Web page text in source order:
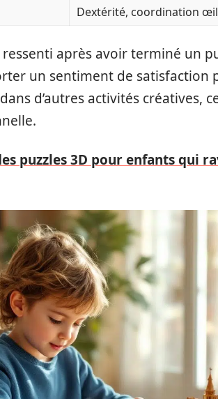
Dextérité, coordination
ressenti après avoir terminé un
un sentiment de satisfaction
d’autres activités créatives,
puzzles 3D pour enfants qui